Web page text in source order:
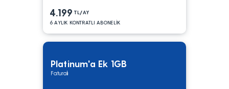
4.199 TL/AY
6 AYLIK KONTRATLI ABONELİK
Platinum'a Ek 1GB
Faturalı